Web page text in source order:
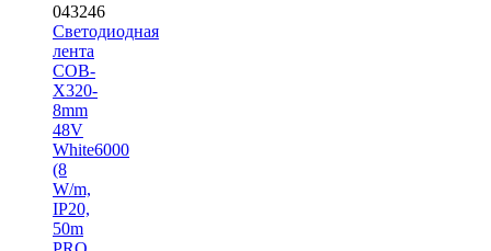
043246
Светодиодная
лента
COB-
X320-
8mm
48V
White6000
(8
W/m,
IP20,
50m